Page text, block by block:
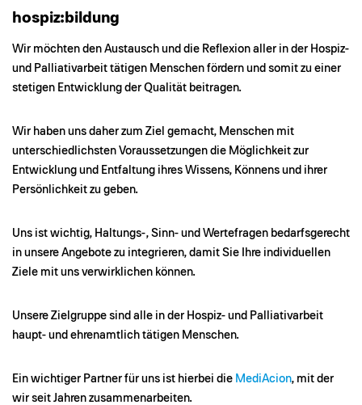
hospiz:bildung
Wir möchten den Austausch und die Reflexion aller in der Hospiz-
und Palliativarbeit tätigen Menschen fördern und somit zu einer
stetigen Entwicklung der Qualität beitragen.
Wir haben uns daher zum Ziel gemacht, Menschen mit
unterschiedlichsten Voraussetzungen die Möglichkeit zur
Entwicklung und Entfaltung ihres Wissens, Könnens und ihrer
Persönlichkeit zu geben.
Uns ist wichtig, Haltungs-, Sinn- und Wertefragen bedarfsgerecht
in unsere Angebote zu integrieren, damit Sie Ihre individuellen
Ziele mit uns verwirklichen können.
Unsere Zielgruppe sind alle in der Hospiz- und Palliativarbeit
haupt- und ehrenamtlich tätigen Menschen.
Ein wichtiger Partner für uns ist hierbei die MediAcion, mit der
wir seit Jahren zusammenarbeiten.